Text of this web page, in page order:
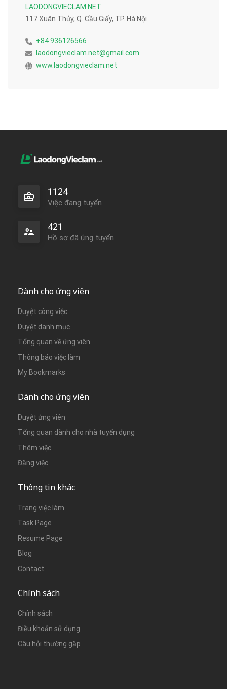
LAODONGVIECLAM.NET
117 Xuân Thủy, Q. Cầu Giấy, TP. Hà Nội
+84 936126566
laodongvieclam.net@gmail.com
www.laodongvieclam.net
1124
Việc đang tuyển
421
Hồ sơ đã ứng tuyển
Dành cho ứng viên
Duyệt công việc
Duyệt danh mục
Tổng quan về ứng viên
Thông báo việc làm
My Bookmarks
Dành cho ứng viên
Duyệt ứng viên
Tổng quan dành cho nhà tuyển dụng
Thêm việc
Đăng việc
Thông tin khác
Trang việc làm
Task Page
Resume Page
Blog
Contact
Chính sách
Chính sách
Điều khoản sử dụng
Câu hỏi thường gặp